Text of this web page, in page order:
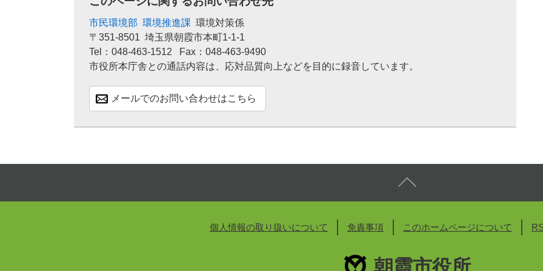
市民環境部 環境推進課 環境対策係
〒351-8501 埼玉県朝霞市本町1-1-1
Tel：048-463-1512
Fax：048-463-9490
市役所本庁舎との通話内容は、応対品質向上などを目的に録音しています。
メールでのお問い合わせはこちら
個人情報の取り扱いについて 免責事項 このホームページについて
朝霞市役所